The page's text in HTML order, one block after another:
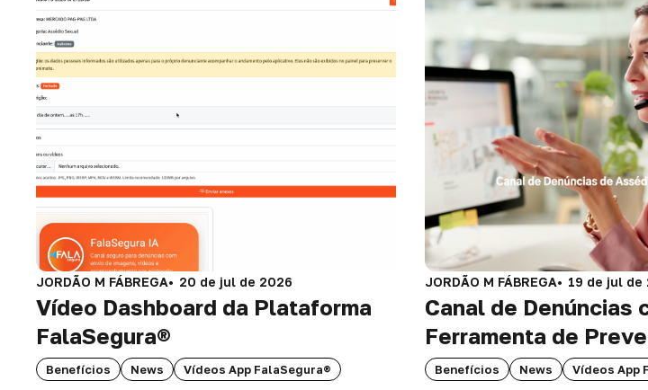
JORDÃO M FÁBREGA 20 de jul de 2026
Vídeo Dashboard da Plataforma
FalaSegura®
Benefícios News Vídeos App FalaSegura®
JORDÃO M FÁBREGA 19 de jul de
Canal de Denúncias
Ferramenta de
Benefícios News Vídeos App